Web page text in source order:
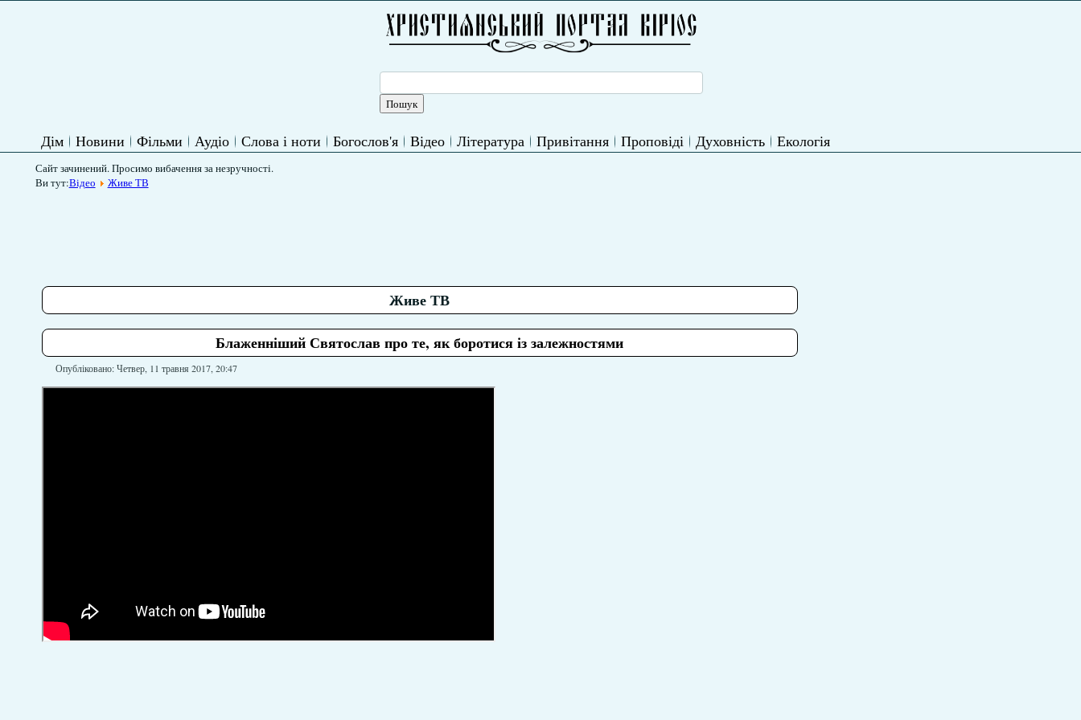
Дім Новини Фільми Аудіо Слова і ноти Богослов'я Відео Література Привітання Проповіді Духовність Екологія
Сайт зачинений. Просимо вибачення за незручності.
Ви тут:Відео Живе ТВ
Живе ТВ
Блаженніший Святослав про те, як боротися із залежностями
Опубліковано: Четвер, 11 травня 2017, 20:47